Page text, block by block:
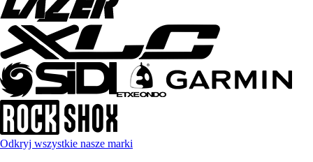
Odkryj wszystkie nasze marki